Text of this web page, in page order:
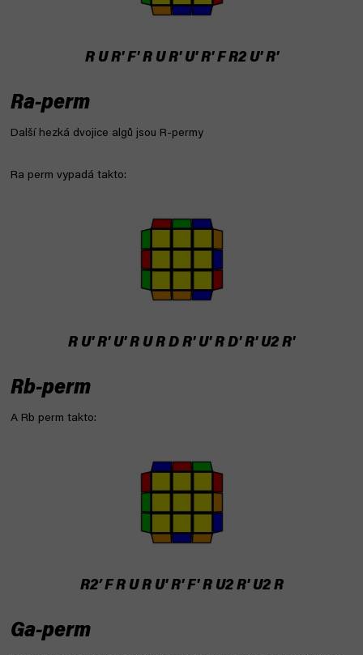
R U R' F' R U R' U' R' F R2 U' R'
Ra-perm
Další hezká dvojice algů jsou R-permy
Ra perm vypadá takto:
R U' R' U' R U R D R' U' R D' R' U2 R'
Rb-perm
A Rb perm takto:
R2’ F R U R U' R' F' R U2 R' U2 R
Ga-perm